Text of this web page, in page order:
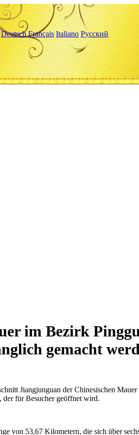
Deutsch Français Italiano Русский
im Bezirk
gemacht
Jiangjunguan der Chinesischen
der für Besucher geöffnet wird.
von 53,67 Kilometern, die sich über